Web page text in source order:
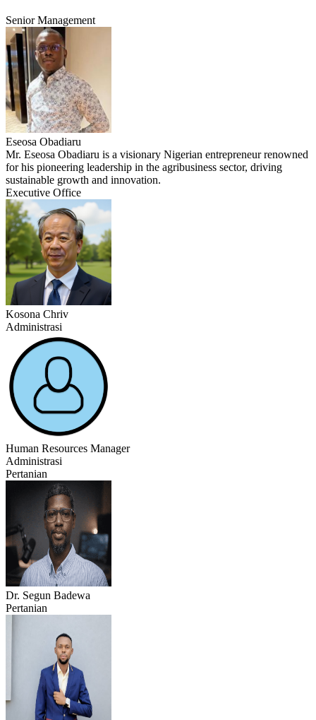
Senior Management
Eseosa Obadiaru
Mr. Eseosa Obadiaru is a visionary Nigerian entrepreneur renowned
for his pioneering leadership in the agribusiness sector, driving
sustainable growth and innovation.
Executive Office
Kosona Chriv
Administrasi
Human Resources Manager
Administrasi
Pertanian
Dr. Segun Badewa
Pertanian